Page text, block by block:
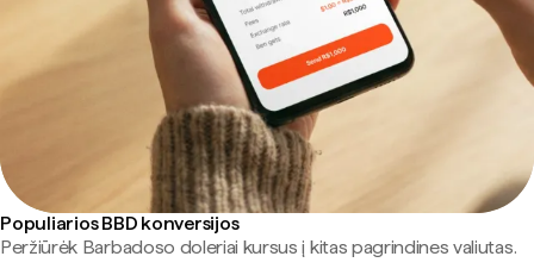
Populiarios BBD konversijos
Peržiūrėk Barbadoso doleriai kursus į kitas pagrindines valiutas.